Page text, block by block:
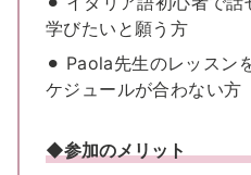
学びたいと願う方
⚫︎ Paola先生のレッスン
ケジュールが合わない方
◆参加のメリット